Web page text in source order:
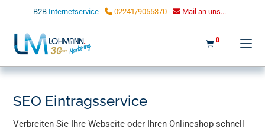
LOHMANN MARKETING
B2B Internetservice 02241/9055370 Mail an uns...
0
SEO Eintragsservice
Verbreiten Sie Ihre Webseite oder Ihren Onlineshop schnell